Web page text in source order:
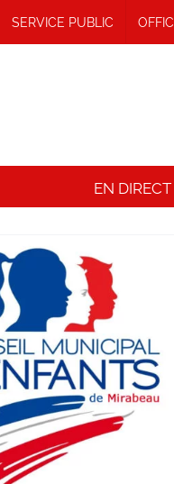
SERVICE PUBLIC
EN DIRECT